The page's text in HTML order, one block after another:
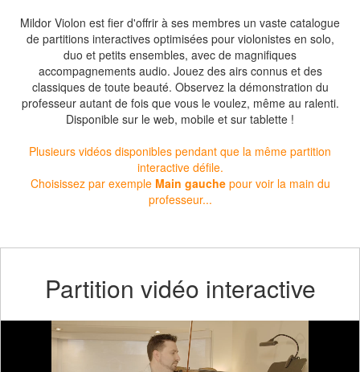
Mildor Violon est fier d'offrir à ses membres un vaste catalogue
de partitions interactives optimisées pour violonistes en solo,
duo et petits ensembles, avec de magnifiques
accompagnements audio. Jouez des airs connus et des
classiques de toute beauté. Observez la démonstration du
professeur autant de fois que vous le voulez, même au ralenti.
Disponible sur le web, mobile et sur tablette !
Plusieurs vidéos disponibles pendant que la même partition
interactive défile.
Choisissez par exemple Main gauchepour voir la main du
professeur...
Partition vidéo interactive